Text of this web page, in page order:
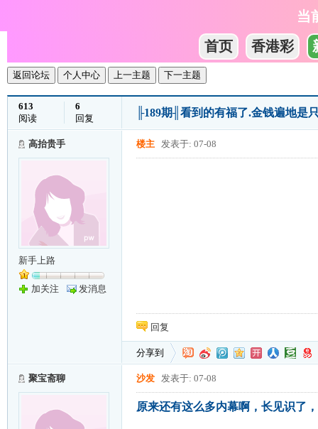
当
首页
香港彩
返回论坛 个人中心 上一主题 下一主题
613
阅读
6
回复
╟189期╢看到的有福了.金钱遍地是
高抬贵手
新手上路
加关注 发消息
楼主 发表于: 07-08
回复
分享到
聚宝斋聊 沙发 发表于: 07-08
原来还有这么多内幕啊，长见识了